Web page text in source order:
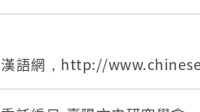
印，一空圓印，下方有「崇
得不佳。該份份課卷乃殘卷
2.課卷為八折長條形內有紅
漢語網，http://